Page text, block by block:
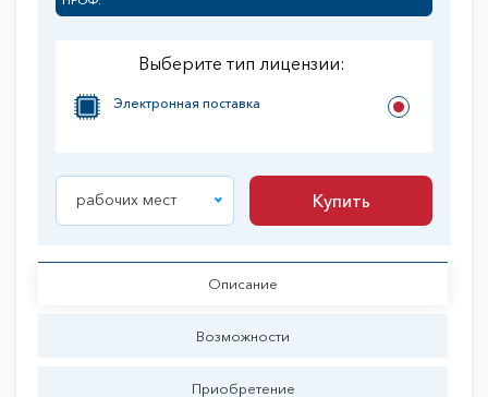
Выберите тип лицензии:
Электронная поставка
рабочих мест Купить
Описание
Возможности
Приобретение